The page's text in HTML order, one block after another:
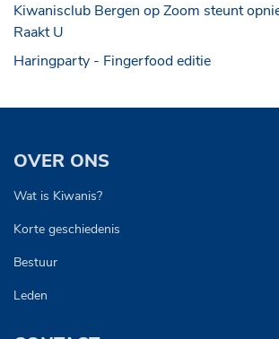
Kiwanisclub Bergen op Zoom steunt
Raakt U
Haringparty - Fingerfood editie
OVER ONS
Wat is Kiwanis?
Korte geschiedenis
Bestuur
Leden